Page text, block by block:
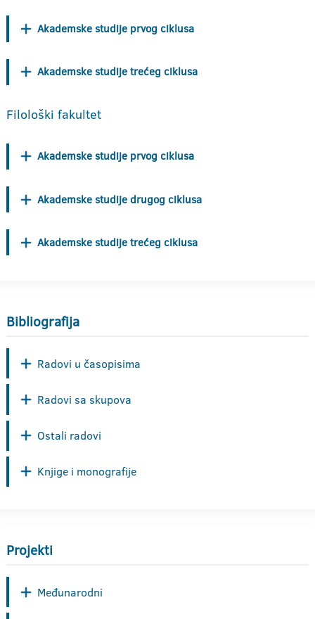
Akademske studije prvog ciklusa
Akademske studije trećeg ciklusa
Filološki fakultet
Akademske studije prvog ciklusa
Akademske studije drugog ciklusa
Akademske studije trećeg ciklusa
Bibliografija
Radovi u časopisima
Radovi sa skupova
Ostali radovi
Knjige i monografije
Projekti
Međunarodni